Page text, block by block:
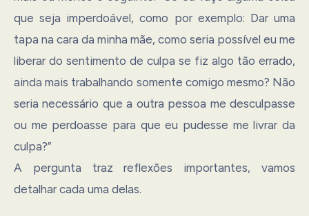
que seja imperdoável, como por exemplo: Dar uma
tapa na cara da minha mãe, como seria possível eu me
liberar do sentimento de culpa se fiz algo tão errado,
ainda mais trabalhando somente comigo mesmo? Não
seria necessário que a outra pessoa me desculpasse
ou me perdoasse para que eu pudesse me livrar da
culpa?”
A pergunta traz reflexões importantes, vamos
detalhar cada uma delas.